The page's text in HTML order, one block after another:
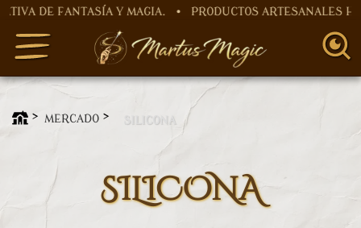
FANTASÍA Y MAGIA. • PRODUCTOS ARTESANALES
SILICONA
MERCADO
SILICONA